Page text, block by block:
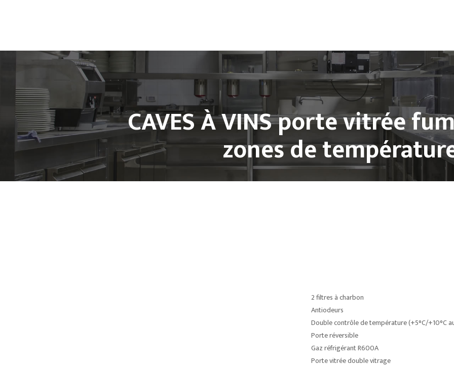
CAVES À VINS porte vitrée
zones de
2 filtres à charbon
Antiodeurs
Double contrôle de température (+5°C/+10°C
Porte réversible
Gaz réfrigérant R600A
Porte vitrée double vitrage